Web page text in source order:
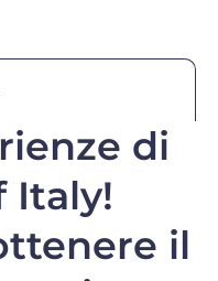
di
Italy!
il